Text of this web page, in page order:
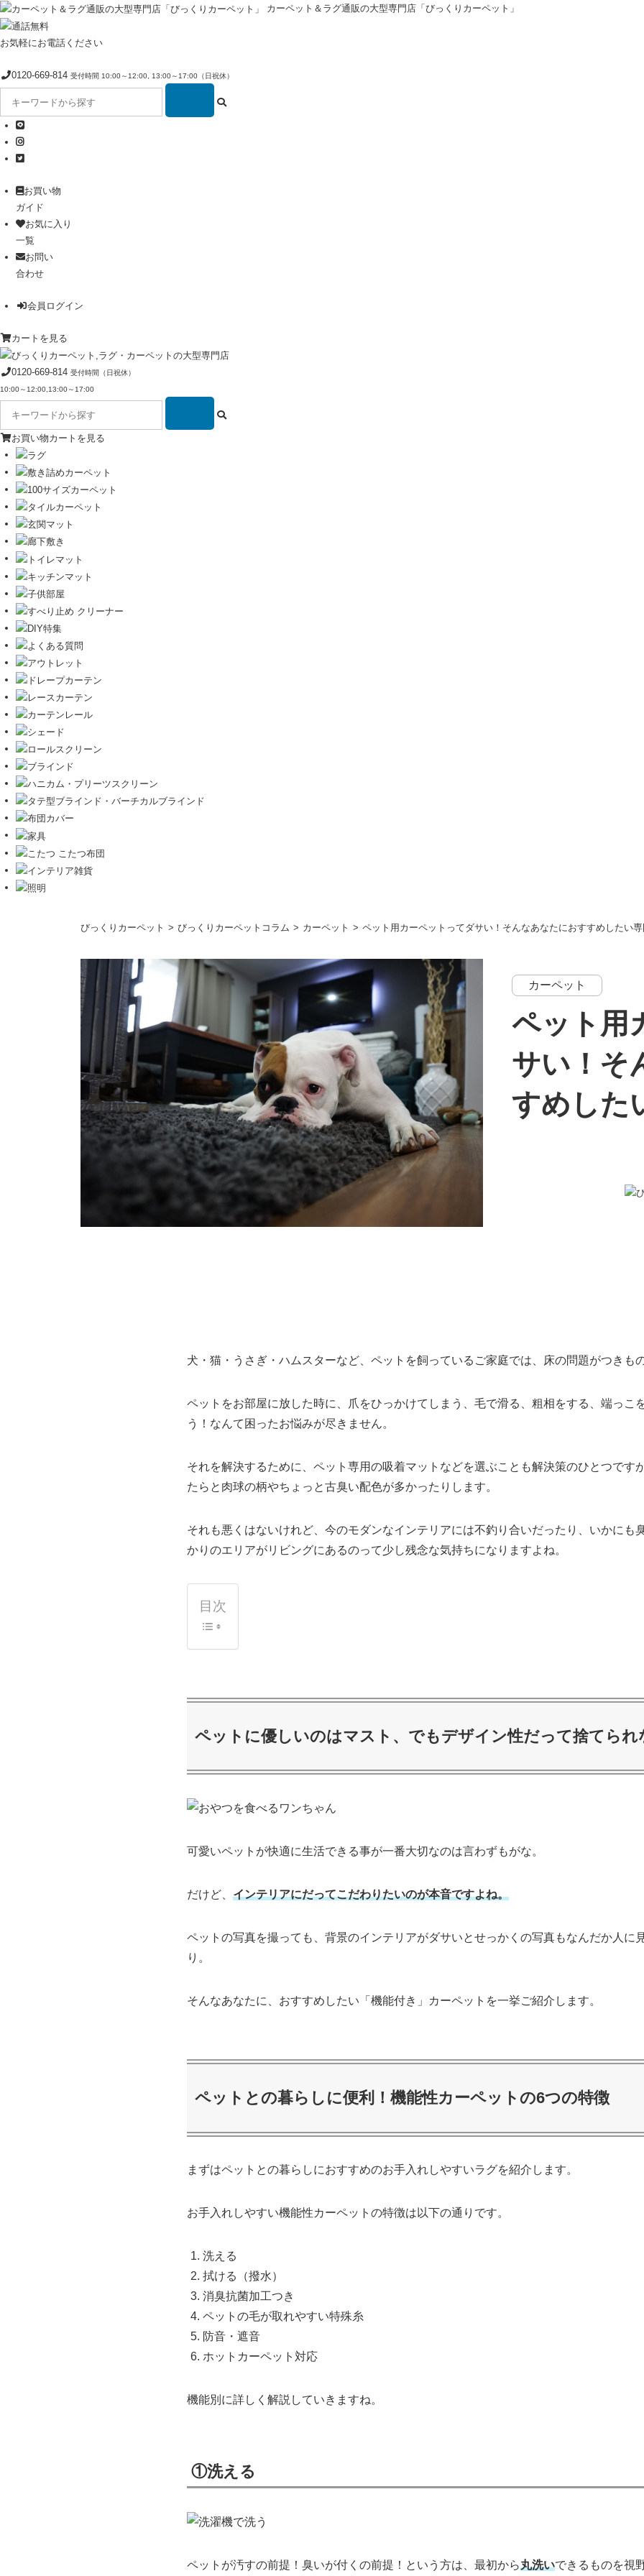
カーペット＆ラグ通販の大型専門店「びっくりカーペット」
お気軽にお電話ください
0120-669-814受付時間 10:00～12:00, 13:00～17:00（日祝休）
お買い物
ガイド
お気に入り
一覧
お問い
合わせ
会員ログイン
カートを見る
0120-669-814受付時間（日祝休）
10:00～12:00,13:00～17:00
お買い物カートを見る
びっくりカーペット びっくりカーペットコラム カーペット ペット用カーペットってダサい！そんなあなたにおすすめしたい
カーペット
ペット用
サい！そ
すめした
犬・猫・うさぎ・ハムスターなど、ペットを飼っているご家庭では、床の問題がつきも
ペットをお部屋に放した時に、爪をひっかけてしまう、毛で滑る、粗相をする、端っこ
う！なんて困ったお悩みが尽きません。
それを解決するために、ペット専用の吸着マットなどを選ぶことも解決策のひとつです
たらと肉球の柄やちょっと古臭い配色が多かったりします。
それも悪くはないけれど、今のモダンなインテリアには不釣り合いだったり、いかにも
かりのエリアがリビングにあるのって少し残念な気持ちになりますよね。
目次
ペットに優しいのはマスト、でもデザイン性だって捨てられ
可愛いペットが快適に生活できる事が一番大切なのは言わずもがな。
だけど、 インテリアにだってこだわりたいのが本音ですよね。
ペットの写真を撮っても、背景のインテリアがダサいとせっかくの写真もなんだか人に
り。
そんなあなたに、おすすめしたい「機能付き」カーペットを一挙ご紹介します。
ペットとの暮らしに便利！機能性カーペットの6つの特徴
まずはペットとの暮らしにおすすめのお手入れしやすいラグを紹介します。
お手入れしやすい機能性カーペットの特徴は以下の通りです。
洗える
拭ける（撥水）
消臭抗菌加工つき
ペットの毛が取れやすい特殊糸
防音・遮音
ホットカーペット対応
機能別に詳しく解説していきますね。
①洗える
ペットが汚すの前提！臭いが付くの前提！という方は、最初から丸洗いできるものを視